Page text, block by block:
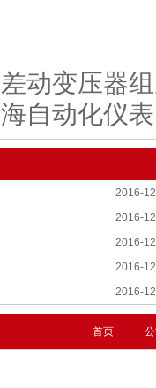
动变压器
自动化仪
2016-
2016-
2016-
2016-
2016-
首页